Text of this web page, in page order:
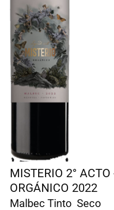
MISTERIO 2°
ORGÁNICO 2022
Malbec Tinto Seco